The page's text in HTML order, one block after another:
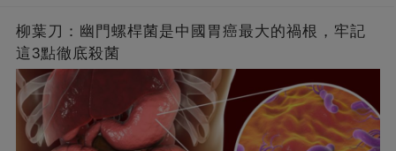
柳葉刀：幽門螺桿菌是中國胃癌最大的禍根，牢記
這3點徹底殺菌